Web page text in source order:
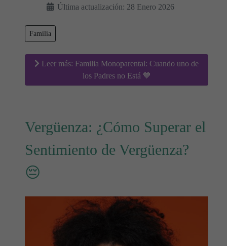
Última actualización: 28 Enero 2026
Familia
Leer más: Familia Monoparental: Cuando uno de
los Padres no Está 💙
Vergüenza: ¿Cómo Superar el
Sentimiento de Vergüenza?
😔